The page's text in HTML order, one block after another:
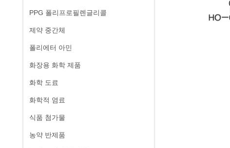
PPG 폴리프로필렌글리콜
제약 중간체
폴리에터 아민
화장용 화학 제품
화학 도료
화학적 염료
식품 첨가물
농약 반제품